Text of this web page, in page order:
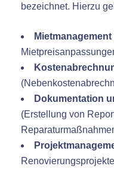
bezeichnet. Hierzu
Mietmanagement
Dokumentation
(Erstellung von
Renovierungsprojekte